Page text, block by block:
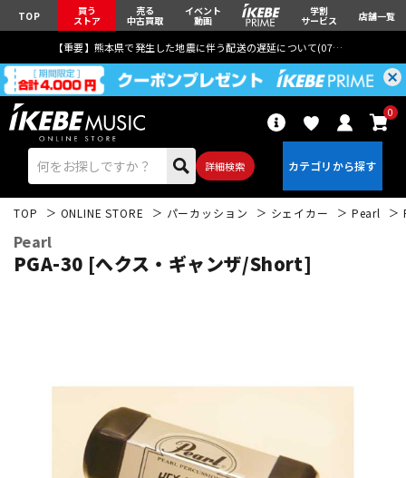
TOP 買う
ストア
売る
中古買取
イベント
動画
学割
サービス 店舗一覧
【重要】熊本県で発生した地震に伴う配送の遅延について(07月29日
詳細検索
0
ドラム
TOP ONLINE STORE パーカッション シェイカー Pearl
Pearl
PGA-30 [へクス・ギャンザ/Short]